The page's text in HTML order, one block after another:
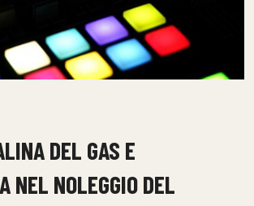
DEL GAS E
NEL NOLEGGIO DEL